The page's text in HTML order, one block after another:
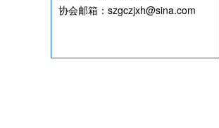
协会邮箱：szgczjxh@sina.com